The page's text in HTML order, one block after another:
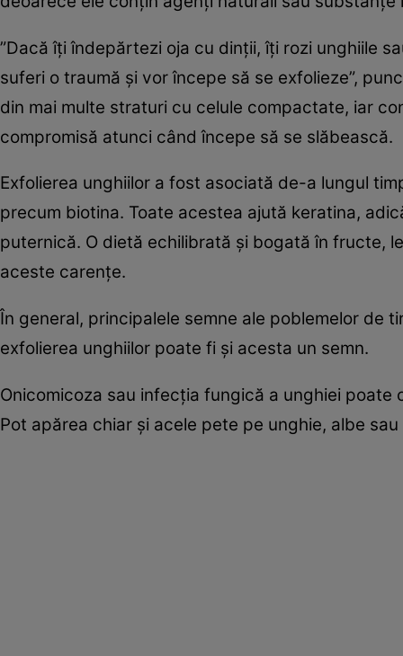
”Dacă îţi îndepărtezi oja cu dinţii, îţi rozi unghiile
suferi o traumă şi vor începe să se exfolieze”,
din mai multe straturi cu celule compactate, iar
compromisă atunci când începe să se slăbească.
Exfolierea unghiilor a fost asociată de-a lungul
precum biotina. Toate acestea ajută keratina,
puternică. O dietă echilibrată şi bogată în fructe,
aceste carenţe.
În general, principalele semne ale poblemelor de
exfolierea unghiilor poate fi şi acesta un semn.
Onicomicoza sau infecţia fungică a unghiei
Pot apărea chiar şi acele pete pe unghie, albe